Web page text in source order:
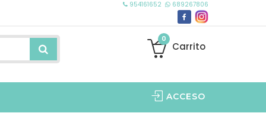
954161652 689267806
0
Carrito
ACCESO